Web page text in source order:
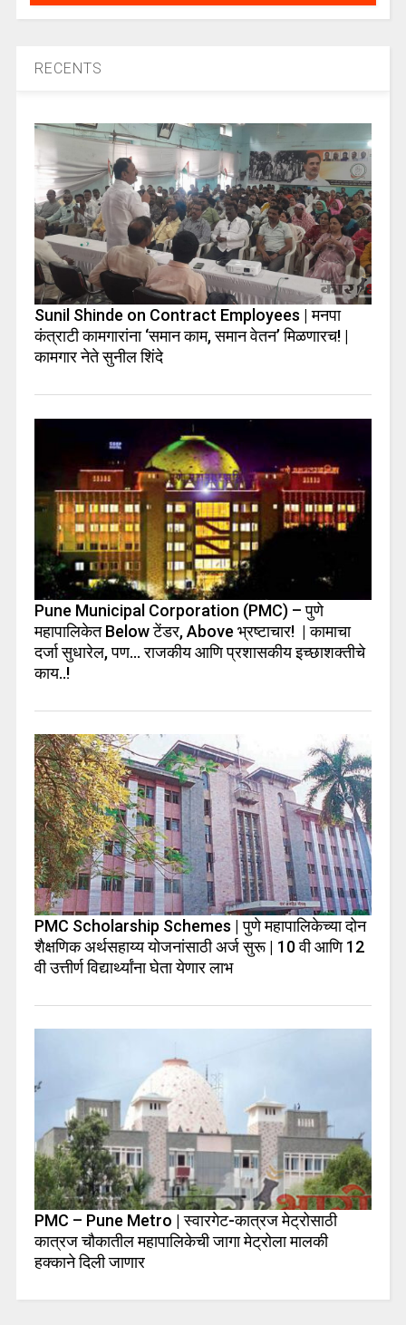
RECENTS
Sunil Shinde on Contract Employees | मनपा
कंत्राटी कामगारांना ‘समान काम, समान वेतन’ मिळणारच! |
कामगार नेते सुनील शिंदे
Pune Municipal Corporation (PMC) – पुणे
महापालिकेत Below टेंडर, Above भ्रष्टाचार! | कामाचा
दर्जा सुधारेल, पण… राजकीय आणि प्रशासकीय इच्छाशक्तीचे
काय..!
PMC Scholarship Schemes | पुणे महापालिकेच्या दोन
शैक्षणिक अर्थसहाय्य योजनांसाठी अर्ज सुरू | 10 वी आणि 12
वी उत्तीर्ण विद्यार्थ्यांना घेता येणार लाभ
PMC – Pune Metro | स्वारगेट-कात्रज मेट्रोसाठी
कात्रज चौकातील महापालिकेची जागा मेट्रोला मालकी
हक्काने दिली जाणार